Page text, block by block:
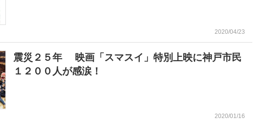
2020/04/23
震災２５年 映画「スマスイ」特別上映に神戸市民
１２００人が感涙！
2020/01/16